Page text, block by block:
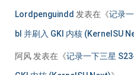
Lordpenguindd 发表在《记录
bl 并刷入 GKI 内核 (KernelSU
阿风 发表在《记录一下三星